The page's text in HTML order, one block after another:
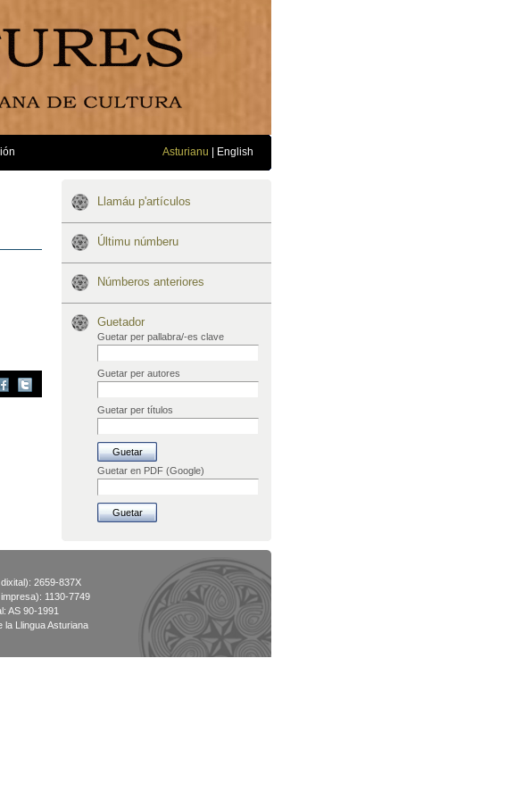
Asturianu English
Llamáu p'artículos
Últimu númberu
Númberos anteriores
Guetador
Guetar per pallabra/-es clave
Guetar per autores
Guetar per títulos
Guetar en PDF (Google)
2659-837X
1130-7749
AS 90-1991
la Llingua Asturiana